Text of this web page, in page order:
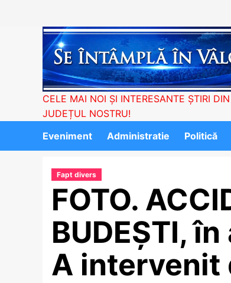
CELE MAI NOI ȘI INTERESANTE ȘTIRI DIN
JUDEȚUL NOSTRU!
Eveniment
Administratie Politică
Fapt divers
FOTO.
BUDEȘTI,
A intervenit